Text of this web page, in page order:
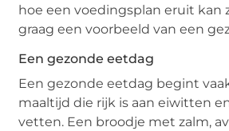
hoe een voedingsplan eruit kan
graag een voorbeeld van een
Een gezonde eetdag
Een gezonde eetdag begint
maaltijd die rijk is aan eiwitten
vetten. Een broodje met zalm,